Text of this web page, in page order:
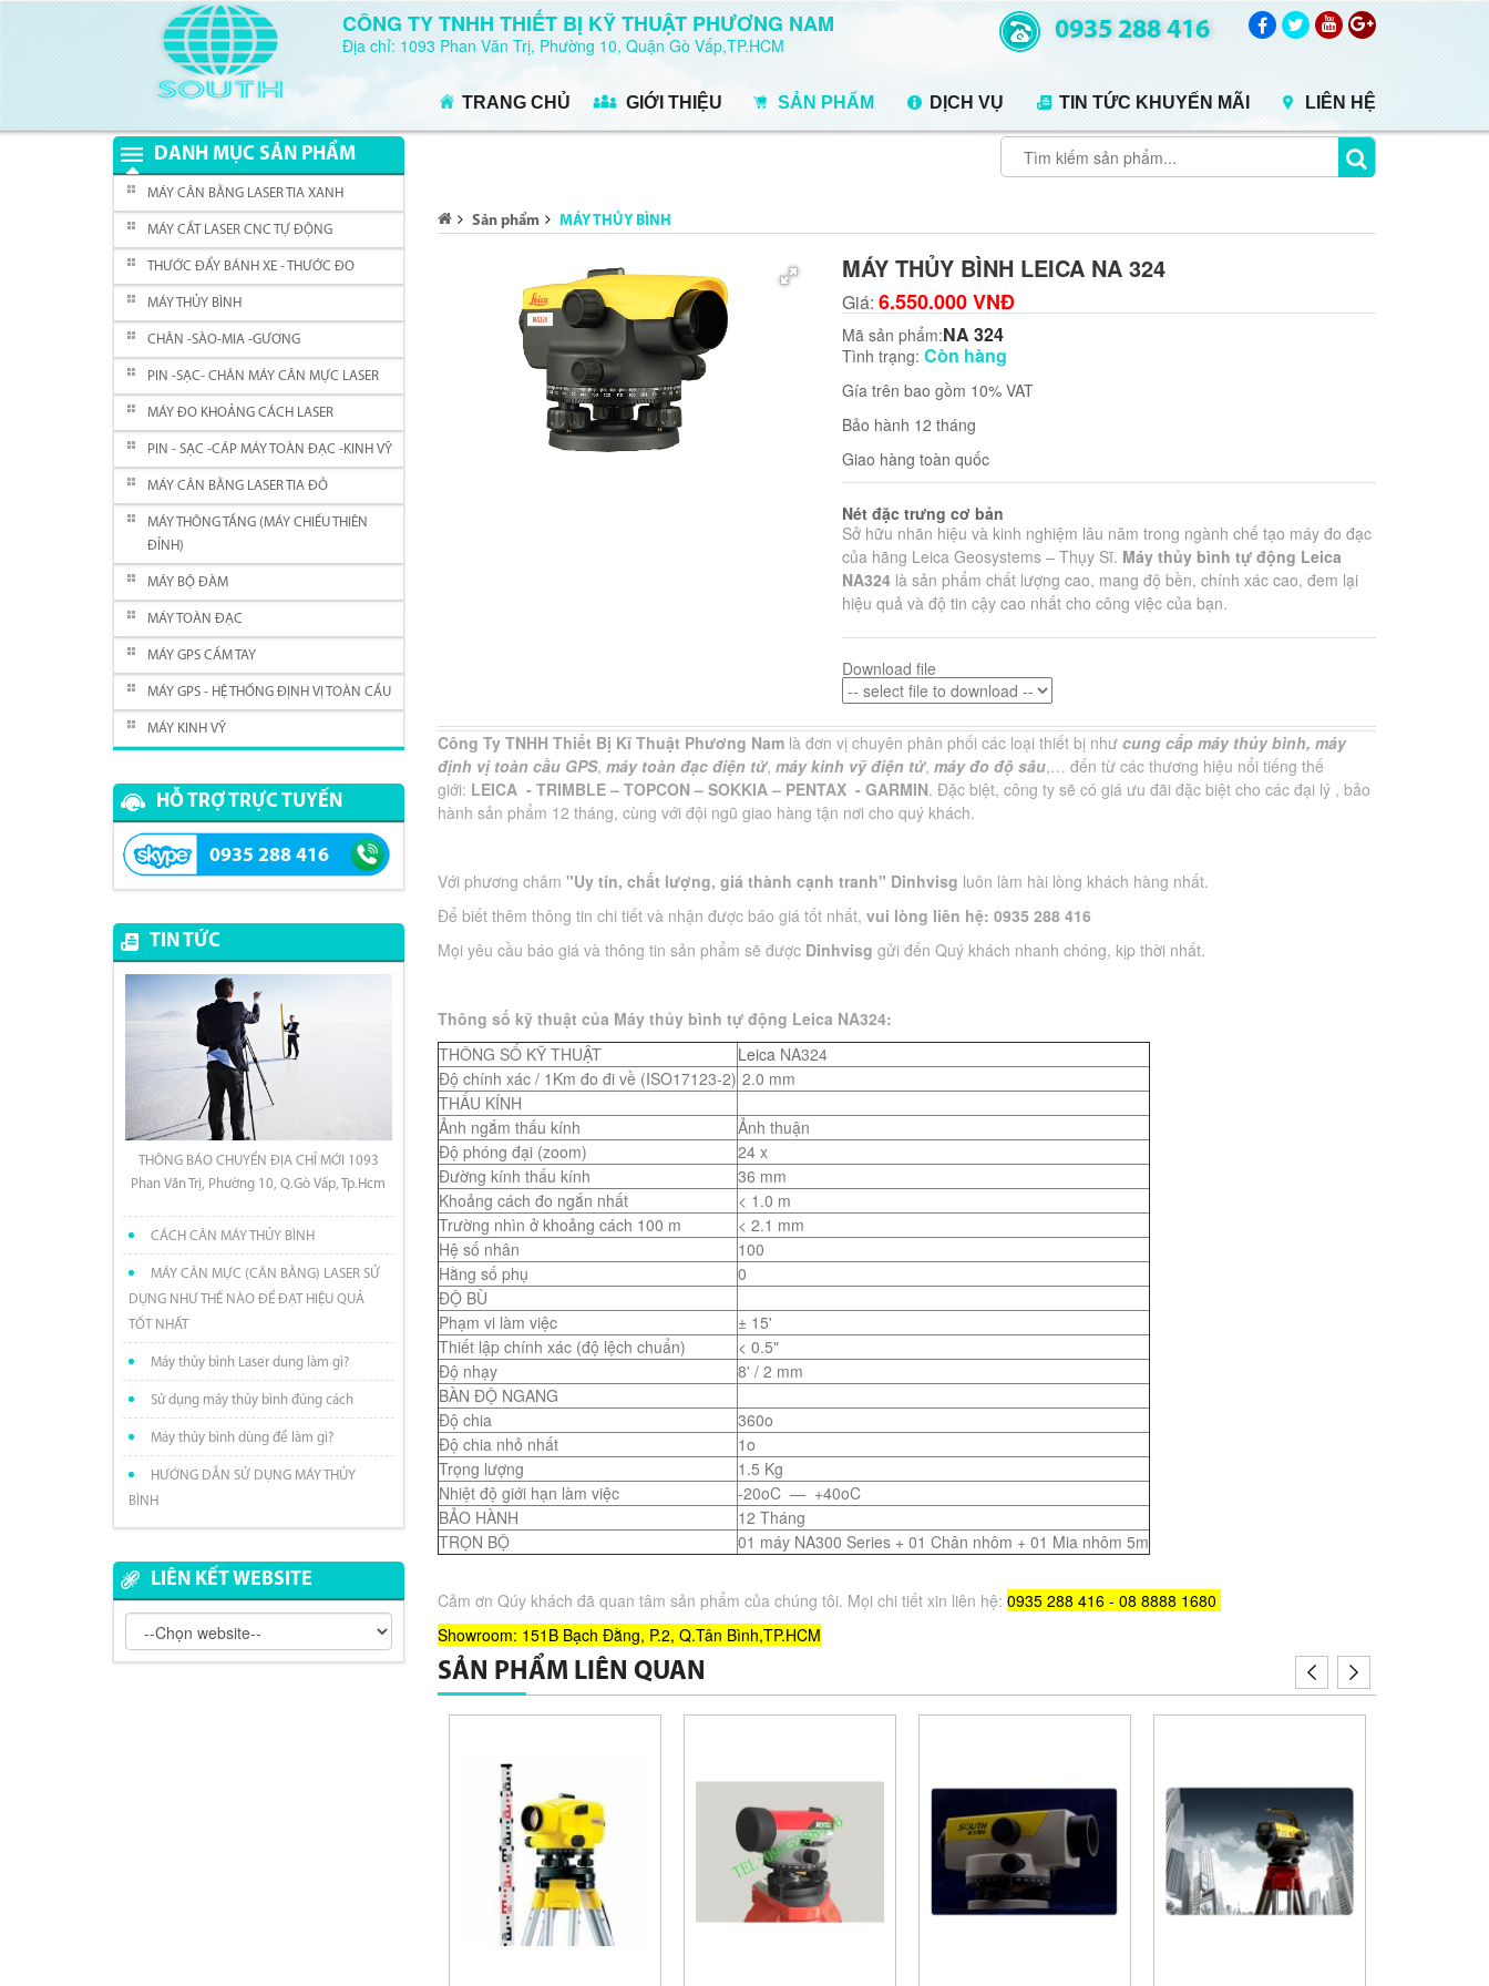
CÔNG TY TNHH THIẾT BỊ KỸ THUẬT PHƯƠNG NAM
Địa chỉ: 1093 Phan Văn Trị, Phường 10, Quận Gò Vấp,TP.HCM
0935 288 416
TRANG CHỦ GIỚI THIỆU SẢN PHẨM DỊCH VỤ TIN TỨC KHUYẾN MÃI LIÊN HỆ
DANH MỤC SẢN PHẨM
MÁY CÂN BẰNG LASER TIA XANH
MÁY CẮT LASER CNC TỰ ĐỘNG
THƯỚC ĐẨY BÁNH XE - THƯỚC ĐO
MÁY THỦY BÌNH
CHÂN -SÀO-MIA -GƯƠNG
PIN -SẠC- CHÂN MÁY CÂN MỰC LASER
MÁY ĐO KHOẢNG CÁCH LASER
PIN - SẠC -CÁP MÁY TOÀN ĐẠC -KINH VỸ
MÁY CÂN BẰNG LASER TIA ĐỎ
MÁY THÔNG TẦNG (MÁY CHIẾU THIÊN
ĐỈNH)
MÁY BỘ ĐÀM
MÁY TOÀN ĐẠC
MÁY GPS CẦM TAY
MÁY GPS - HỆ THỐNG ĐỊNH VỊ TOÀN CẦU
MÁY KINH VỸ
HỖ TRỢ TRỰC TUYẾN
0935 288 416
TIN TỨC
THÔNG BÁO CHUYỂN ĐỊA CHỈ MỚI 1093
Phan Văn Trị, Phường 10, Q.Gò Vấp, Tp.Hcm
CÁCH CÂN MÁY THỦY BÌNH
MÁY CÂN MỰC (CÂN BẰNG) LASER SỬ
DỤNG NHƯ THẾ NÀO ĐỂ ĐẠT HIỆU QUẢ
TỐT NHẤT
Máy thủy bình Laser dung làm gì?
Sử dụng máy thủy bình đúng cách
Máy thủy bình dùng để làm gì?
HƯỚNG DẪN SỬ DỤNG MÁY THỦY
BÌNH
LIÊN KẾT WEBSITE
Sản phẩm MÁY THỦY BÌNH
MÁY THỦY BÌNH LEICA NA 324
Giá:6.550.000 VNĐ
Mã sản phẩm:NA 324
Tình trạng:Còn hàng
Gía trên bao gồm 10% VAT
Bảo hành 12 tháng
Giao hàng toàn quốc
Nét đặc trưng cơ bản
Sở hữu nhãn hiệu và kinh nghiệm lâu năm trong ngành chế tạo máy đo đạc
của hãng Leica Geosystems – Thụy Sĩ. Máy thủy bình tự động Leica
NA324 là sản phẩm chất lượng cao, mang độ bền, chính xác cao, đem lại
hiệu quả và độ tin cậy cao nhất cho công việc của bạn.
Download file
Công Ty TNHH Thiết Bị Kĩ Thuật Phương Namlà đơn vị chuyên phân phối các loại thiết bị như cung cấp máy thủy bình, máy
định vị toàn cầu GPS, máy toàn đạc điện tử, máy kinh vỹ điện tử, máy đo độ sâu,… đến từ các thương hiệu nổi tiếng thế
giới: LEICA - TRIMBLE – TOPCON – SOKKIA – PENTAX - GARMIN. Đặc biệt, công ty sẽ có giáưu đãi đặc biệt cho các đại lý , bảo
hành sản phẩm 12 tháng, cùng với đội ngũ giao hàng tận nơi cho quý khách.
Với phương châm "Uy tín, chất lượng, giá thành cạnh tranh" Dinhvisg luôn làm hài lòng khách hàng nhất.
Để biết thêm thông tin chi tiết và nhận được báo giá tốt nhất, vui lòng liên hệ: 0935 288 416
Mọi yêu cầu báo giá và thông tin sản phẩm sẽ được Dinhvisg gửi đến Quý khách nhanh chóng, kịp thời nhất.
Thông số kỹ thuật của Máy thủy bình tự động Leica NA324:
THÔNG SỐ KỸ THUẬT
LeicaNA324
Độ chính xác / 1Km đo đi về (ISO17123-2) 2.0 mm
THẤU KÍNH
Ảnh ngắm thấu kính
Ảnh thuận
Độ phóng đại (zoom)
24 x
Đường kính thấu kính
36 mm
Khoảng cách đo ngắn nhất
< 1.0 m
Trường nhìn ở khoảng cách 100 m
< 2.1 mm
Hệ số nhân
100
Hằng số phụ
0
ĐỘ BÙ
Phạm vi làm việc
± 15'
Thiết lập chính xác (độ lệch chuẩn)
< 0.5"
Độ nhạy
8' / 2 mm
BÀN ĐỘ NGANG
Độ chia
360o
Độ chia nhỏ nhất
1o
Trọng lượng
1.5 Kg
Nhiệt độ giới hạn làm việc
-20oC — +40oC
BẢO HÀNH
12 Tháng
TRỌN BỘ
01 máy NA300 Series + 01 Chân nhôm + 01 Mia nhôm 5m
Cảm ơn Qúy khách đã quan tâm sản phẩm của chúng tôi. Mọi chi tiết xin liên hệ: 0935 288 416 - 08 8888 1680
Showroom: 151B Bạch Đằng, P.2, Q.Tân Bình,TP.HCM
SẢN PHẨM LIÊN QUAN